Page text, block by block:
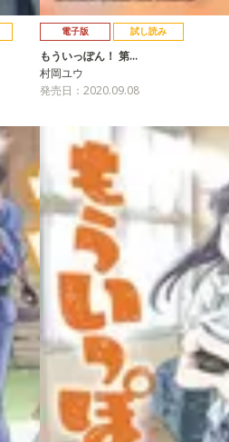
電子版 試し読み
もういっぽん！ 第…
村岡ユウ
発売日：2020.09.08